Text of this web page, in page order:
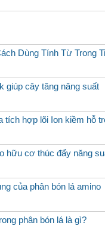
Dùng Tính Từ Trong
giúp cây tăng năng suất
tích hợp lõi Ion kiềm hỗ
hữu cơ thúc đẩy năng
của phân bón lá amino
phân bón lá là gì?